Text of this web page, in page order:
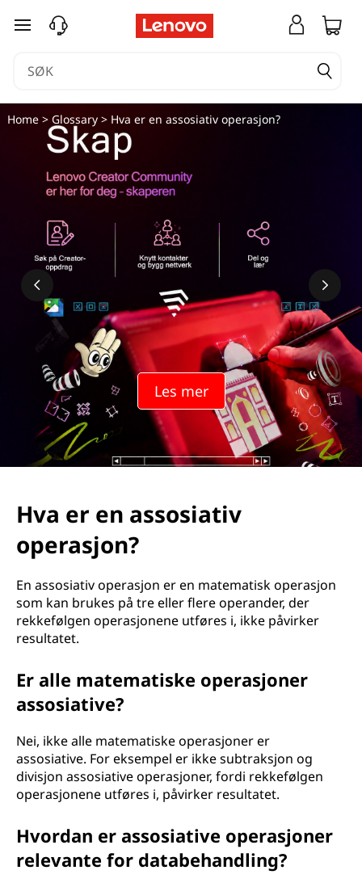
gå til hovedinnhold
Les mer
Home> Glossary> Hva er en assosiativ operasjon?
Hva er en assosiativ
operasjon?
En assosiativ operasjon er en matematisk operasjon
som kan brukes på tre eller flere operander, der
rekkefølgen operasjonene utføres i, ikke påvirker
resultatet.
Er alle matematiske operasjoner
assosiative?
Nei, ikke alle matematiske operasjoner er
assosiative. For eksempel er ikke subtraksjon og
divisjon assosiative operasjoner, fordi rekkefølgen
operasjonene utføres i, påvirker resultatet.
Hvordan er assosiative operasjoner
relevante for databehandling?